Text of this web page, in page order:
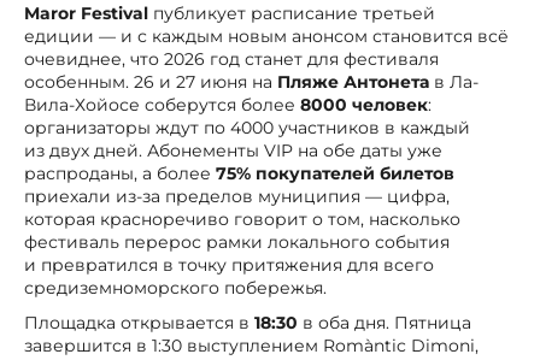
Maror Festival публикует расписание третьей
едиции — и с каждым новым анонсом становится всё
очевиднее, что 2026 год станет для фестиваля
особенным. 26 и 27 июня на Пляже Антонета в Ла-
Вила-Хойосе соберутся более 8000 человек:
организаторы ждут по 4000 участников в каждый
из двух дней. Абонементы VIP на обе даты уже
распроданы, а более 75% покупателей билетов
приехали из-за пределов муниципия — цифра,
которая красноречиво говорит о том, насколько
фестиваль перерос рамки локального события
и превратился в точку притяжения для всего
средиземноморского побережья.
Площадка открывается в 18:30 в оба дня. Пятница
завершится в 1:30 выступлением Romàntic Dimoni,